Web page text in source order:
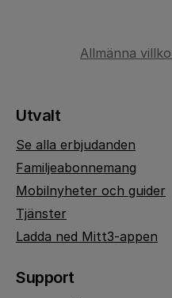
Allmänna
Utvalt
Se alla erbjudanden
Familjeabonnemang
Mobilnyheter och guider
Tjänster
Ladda ned Mitt3-appen
Support